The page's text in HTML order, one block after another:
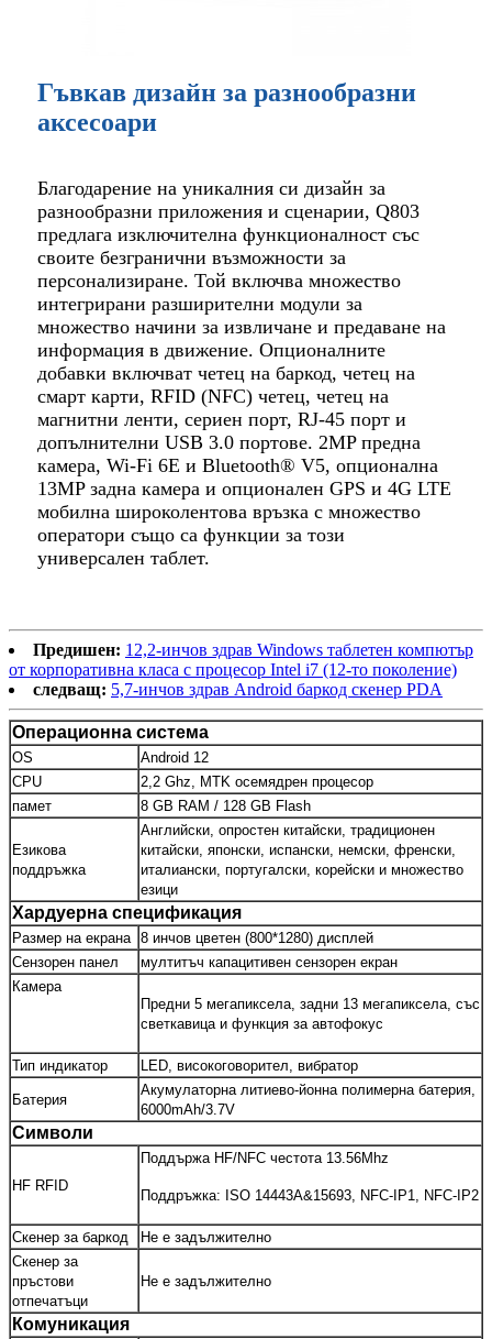
Гъвкав дизайн за разнообразни
аксесоари
Благодарение на уникалния си дизайн за
разнообразни приложения и сценарии, Q803
предлага изключителна функционалност със
своите безгранични възможности за
персонализиране. Той включва множество
интегрирани разширителни модули за
множество начини за извличане и предаване на
информация в движение. Опционалните
добавки включват четец на баркод, четец на
смарт карти, RFID (NFC) четец, четец на
магнитни ленти, сериен порт, RJ-45 порт и
допълнителни USB 3.0 портове. 2MP предна
камера, Wi-Fi 6E и Bluetooth® V5, опционална
13MP задна камера и опционален GPS и 4G LTE
мобилна широколентова връзка с множество
оператори също са функции за този
универсален таблет.
Предишен: 12,2-инчов здрав Windows таблетен компютър
от корпоративна класа с процесор Intel i7 (12-то поколение)
следващ: 5,7-инчов здрав Android баркод скенер PDA
Операционна система
OS
Android 12
CPU
2,2 Ghz, MTK осемядрен процесор
памет
8 GB RAM / 128 GB Flash
Езикова
поддръжка
Английски, опростен китайски, традиционен
китайски, японски, испански, немски, френски,
италиански, португалски, корейски и множество
езици
Хардуерна спецификация
Размер на екрана 8 инчов цветен (800*1280) дисплей
Сензорен панел
мултитъч капацитивен сензорен екран
Камера
Предни 5 мегапиксела, задни 13 мегапиксела, със
светкавица и функция за автофокус
Тип индикатор LED, високоговорител, вибратор
Батерия
Акумулаторна литиево-йонна полимерна батерия,
6000mAh/3.7V
Символи
HF RFID
Поддържа HF/NFC честота 13.56Mhz
Поддръжка: ISO 14443A&15693, NFC-IP1, NFC-IP2
Скенер за баркод
Не е задължително
Скенер за
пръстови
отпечатъци
Не е задължително
Комуникация